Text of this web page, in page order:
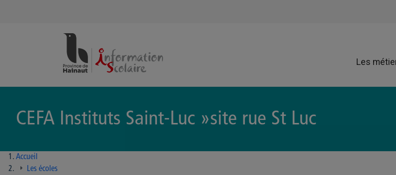
Les
CEFA Instituts Saint-Luc »site rue St Luc
Accueil
Les écoles